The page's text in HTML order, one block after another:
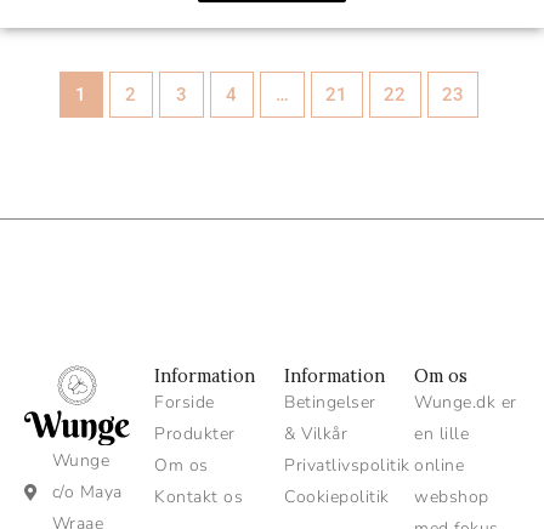
1 2 3 4 … 21 22 23
Wunge
c/o Maya
Wraae
Information
Forside
Produkter
Om os
Kontakt os
Information
Betingelser
& Vilkår
Privatlivspolitik
Cookiepolitik
Om os
Wunge.dk er
en lille
online
webshop